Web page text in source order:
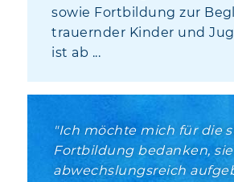
sowie Fortbildung zur
trauernder Kinder und
ist ab ...
Ich möchte mich für die
Fortbildung bedanken,
abwechslungsreich